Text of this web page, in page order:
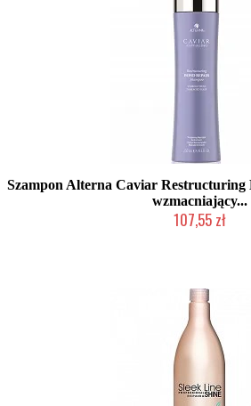
Szampon Alterna Caviar Restructuring
wzmacniający...
107,55 zł